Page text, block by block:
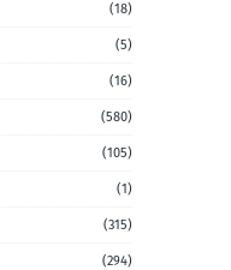
(18)
(5)
(16)
(580)
(105)
(1)
(315)
(294)